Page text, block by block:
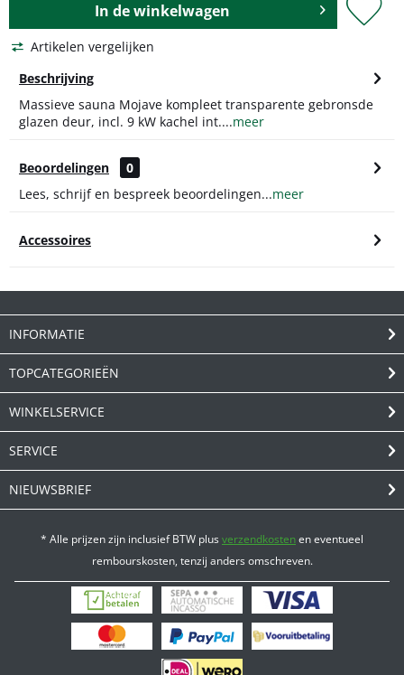
In dewinkelwagen
Artikelen vergelijken
Beschrijving
Massieve sauna Mojave kompleet transparente gebronsde
glazen deur, incl. 9 kW kachel int....meer
Beoordelingen
0
Lees, schrijf en bespreek beoordelingen...meer
Accessoires
INFORMATIE
TOPCATEGORIEËN
WINKELSERVICE
SERVICE
NIEUWSBRIEF
* Alle prijzen zijn inclusief BTW plusverzendkostenen eventueel
rembourskosten, tenzij anders omschreven.